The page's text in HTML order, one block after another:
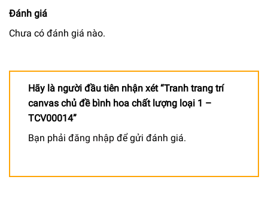
Đánh giá
Chưa có đánh giá nào.
Hãy là người đầu tiên nhận xét “Tranh trang trí
canvas chủ đề bình hoa chất lượng loại 1 –
TCV00014”
Bạn phải đăng nhập để gửi đánh giá.